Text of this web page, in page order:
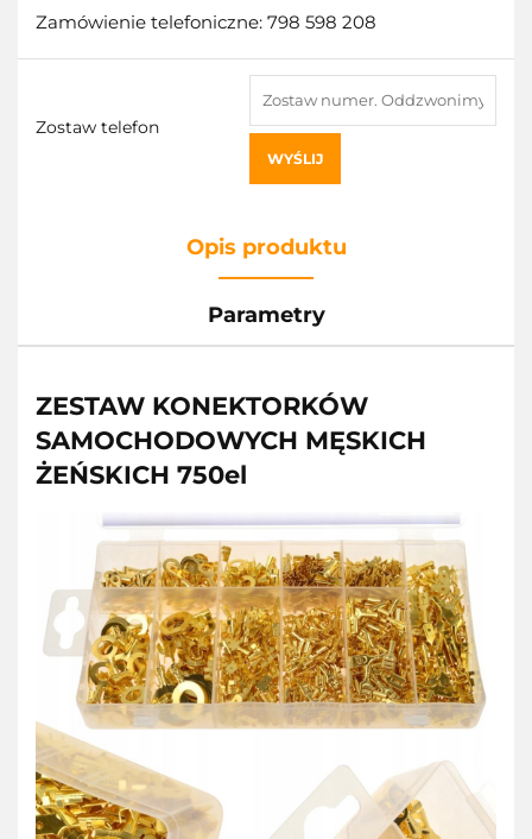
Zamówienie telefoniczne: 798 598 208
Zostaw telefon
WYŚLIJ
Opis produktu
Parametry
ZESTAW KONEKTORKÓW
SAMOCHODOWYCH MĘSKICH
ŻEŃSKICH 750el